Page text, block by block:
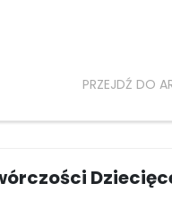
PRZEJDŹ DO